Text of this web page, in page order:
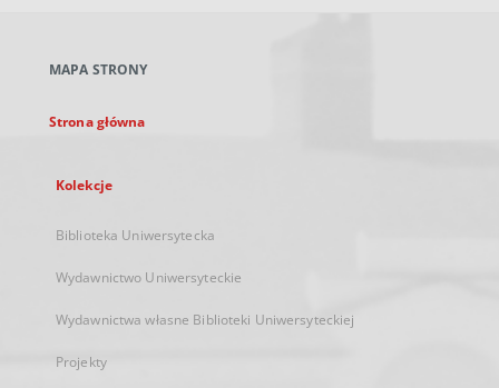
karcie
MAPA STRONY
Strona główna
Kolekcje
Biblioteka Uniwersytecka
Wydawnictwo Uniwersyteckie
Wydawnictwa własne Biblioteki Uniwersyteckiej
Projekty